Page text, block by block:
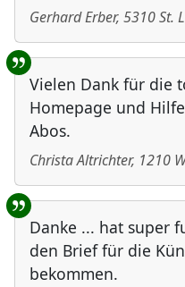
Gerhard Erber, 5310St.
Vielen Dank für die
Homepage und
Abos.
Christa Altrichter, 1210
Danke ... hat super
den Brief für die
bekommen.